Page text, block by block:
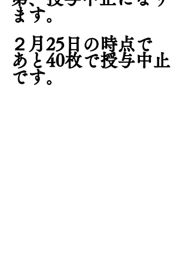
ます。
２月25日の時点で
あと40枚で授与中止
です。